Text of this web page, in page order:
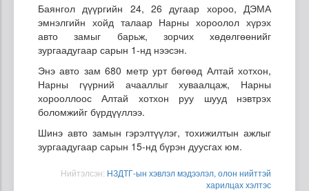
Баянгол дүүргийн 24, 26 дугаар хороо, ДЭМА
эмнэлгийн хойд талаар Нарны хороолол хүрэх
авто замыг барьж, зорчих хөдөлгөөнийг
зургаадугаар сарын 1-нд нээсэн.
Энэ авто зам 680 метр урт бөгөөд Алтай хотхон,
Нарны гүүрний ачааллыг хуваалцаж, Нарны
хорооллоос Алтай хотхон руу шууд нэвтрэх
боломжийг бүрдүүллээ.
Шинэ авто замын гэрэлтүүлэг, тохижилтын ажлыг
зургаадугаар сарын 15-нд бүрэн дуусгах юм.
Нийтэлсэн: НЗДТГ-ын хэвлэл мэдээлэл, олон нийттэй
харилцах хэлтэс